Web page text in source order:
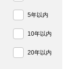
5年以内
10年以内
20年以内